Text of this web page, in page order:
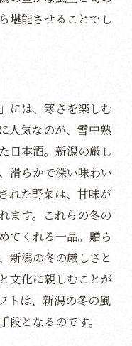
フトの楽しみ
物
提供
カタログギフト
すぐりの品
かれた贈り物
むカタログギフト
タログギフトの魅
り物
ゼント
堪能させることでし
には、寒さを楽しむ
人気なのが、雪中熟
日本酒。新潟の厳し
滑らかで深い味わい
れた野菜は、甘味が
ます。これらの冬の
てくれる一品。贈ら
新潟の冬の厳しさと
文化に親しむことが
トは、新潟の冬の風
となるのです。